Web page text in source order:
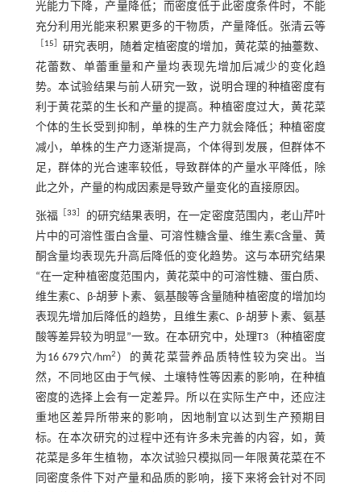
光能力下降，产量降低；而密度低于此密度条件时，不能
充分利用光能来积累更多的干物质，产量降低。张清云等
15 ］研究表明，随着定植密度的增加，黄花菜的抽薹数、
花蕾数、单蕾重量和产量均表现先增加后减少的变化趋
势。本试验结果与前人研究一致，说明合理的种植密度有
利于黄花菜的生长和产量的提高。种植密度过大，黄花菜
个体的生长受到抑制，单株的生产力就会降低；种植密度
减小，单株的生产力逐渐提高，个体得到发展，但群体不
足，群体的光合速率较低，导致群体的产量水平降低，除
此之外，产量的构成因素是导致产量变化的直接原因。
张福［33
的研究结果表明，在一定密度范围内，老山芹叶
片中的可溶性蛋白含量、可溶性糖含量、维生素C含量、黄
酮含量均表现先升高后降低的变化趋势。这与本研究结果
“在一定种植密度范围内，黄花菜中的可溶性糖、蛋白质、
维生素C、β-胡萝卜素、氨基酸等含量随种植密度的增加均
表现先增加后降低的趋势，且维生素C、β-胡萝卜素、氨基
酸等差异较为明显”一致。在本研究中，处理T3（种植密度
为16 679穴/hm2 ）的黄花菜营养品质特性较为突出。当
然，不同地区由于气候、土壤特性等因素的影响，在种植
密度的选择上会有一定差异。所以在实际生产中，还应注
重地区差异所带来的影响，因地制宜以达到生产预期目
标。在本次研究的过程中还有许多未完善的内容，如，黄
花菜是多年生植物，本次试验只模拟同一年限黄花菜在不
同密度条件下对产量和品质的影响，接下来将会针对不同